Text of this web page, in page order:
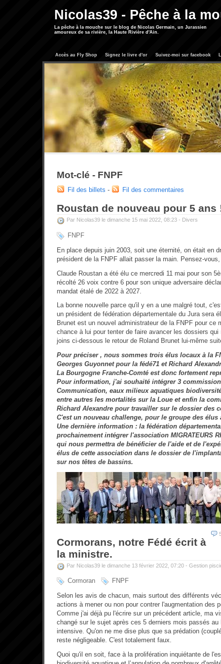
Nicolas39 - Pêche à la
La pêche à la mouche sur le blog de Nicolas Germain, un Jurassien
amoureux de sa rivière, la Haute Rivière d'Ain.
Accès au Fly Shop Signez le livre d'or Suivez-moi sur facebook
Mot-clé - FNPF
Fil des billets - Fil des commentaires
Roustan de nouveau pour 5 ans
Par Nicolas39 le dimanche 15 mai 2022, 08:23 - Divers
FNPF
En place depuis juin 2003, soit une éternité, on était en
président de la FNPF allait passer la main. Pensez-
Claude Roustan a été élu ce mercredi 11 mai pour son
récolté 26 voix contre 6 pour son unique adversaire
mandat étalé de 2022 à 2027.
La bonne nouvelle parce qu'il y en a une malgré tout,
un président de fédération départementale du Jura sera
Brunet est un nouvel administrateur de la FNPF pour ce
chance à lui pour tenter de faire avancer les dossiers
joins ci-dessous le retour de Roland Brunet lui-même
Pour préciser , nous sommes trois élus locaux à la
Georges Guyonnet pour la fédé71 et Richard
La Bourgogne Franche-Comté est donc fortement
Pour information, j'ai souhaité intégrer 3
Communication, eaux milieux aquatiques
entre autres les mortalités sur la Loue et enfin la
Richard Alexandre pour travailler sur le dossier des
C'est un nouveau challenge, pour le groupe des
Une dernière information : la fédération
prochainement intégrer l'association MIGRATEURS
qui nous permettra de bénéficier de l'aide et de
élus de cette association dans le dossier de
sur nos têtes de bassins.
Cormorans, notre Fédé écrit à
la ministre.
Par Nicolas39 le dimanche 13 février 2022, 07:20 - Gestion
Cormoran
FNPF
Selon les avis de chacun, mais surtout des différents
actions à mener ou non pour contrer l'augmentation des
Comme j'ai déjà pu l'écrire sur un précédent article, ma
changé sur le sujet après ces 5 derniers mois passés au
intensive. Qu'on ne me dise plus que sa prédation
reste négligeable. C'est totalement faux.
Quoi qu'il en soit, face à la prolifération inquiétante de